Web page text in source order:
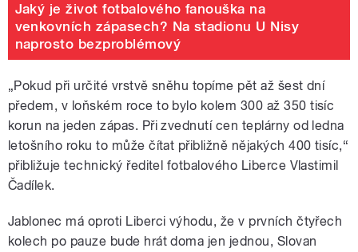
Jaký je život fotbalového fanouška na
venkovních zápasech? Na stadionu U Nisy
naprosto bezproblémový
„Pokud při určité vrstvě sněhu topíme pět až šest dní
předem, v loňském roce to bylo kolem 300 až 350 tisíc
korun na jeden zápas. Při zvednutí cen teplárny od ledna
letošního roku to může čítat přibližně nějakých 400 tisíc,“
přibližuje technický ředitel fotbalového Liberce Vlastimil
Čadílek.
Jablonec má oproti Liberci výhodu, že v prvních čtyřech
kolech po pauze bude hrát doma jen jednou, Slovan